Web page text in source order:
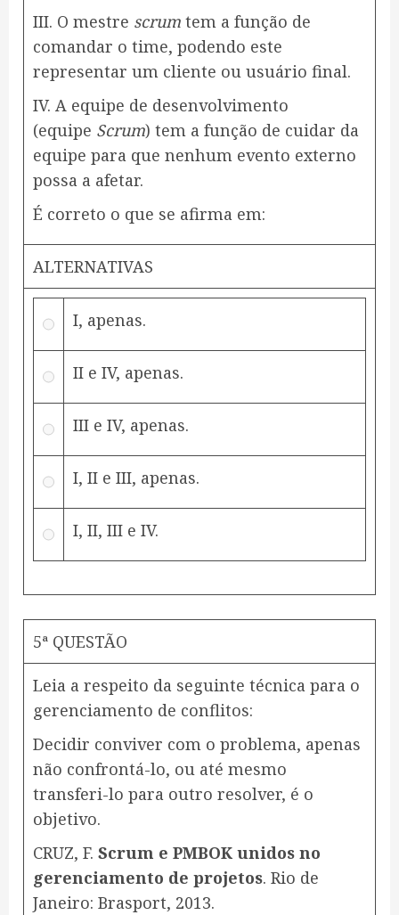
III. O mestre scrum tem a função de
comandar o time, podendo este
representar um cliente ou usuário final.
IV. A equipe de desenvolvimento
(equipe Scrum) tem a função de cuidar da
equipe para que nenhum evento externo
possa a afetar.
É correto o que se afirma em:
ALTERNATIVAS
I, apenas.
II e IV, apenas.
III e IV, apenas.
I, II e III, apenas.
I, II, III e IV.
5ª QUESTÃO
Leia a respeito da seguinte técnica para o
gerenciamento de conflitos:
Decidir conviver com o problema, apenas
não confrontá-lo, ou até mesmo
transferi-lo para outro resolver, é o
objetivo.
CRUZ, F. Scrum e PMBOK unidos no
gerenciamento de projetos. Rio de
Janeiro: Brasport, 2013.